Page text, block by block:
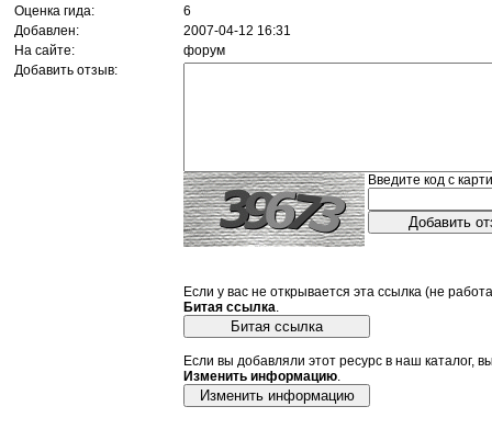
Оценка гида:
6
Добавлен:
2007-04-12 16:31
На сайте:
форум
Добавить отзыв:
Введите код с
Если у вас не открывается эта ссылка (не
Битая ссылка.
Если вы добавляли этот ресурс в наш каталог,
Изменить информацию.